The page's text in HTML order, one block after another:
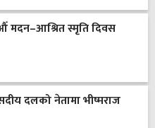
स्मृति दिवस
दलको नेतामा भीष्मराज